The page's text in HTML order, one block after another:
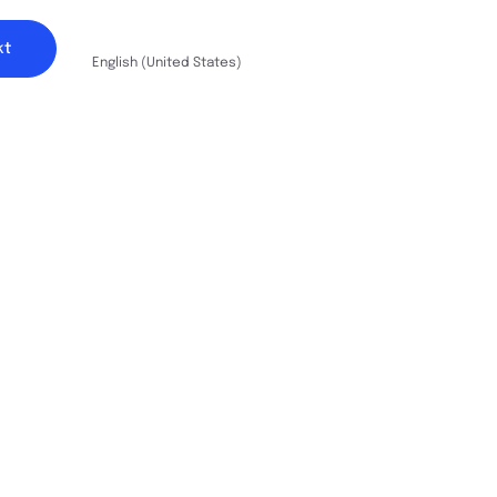
English (United States)